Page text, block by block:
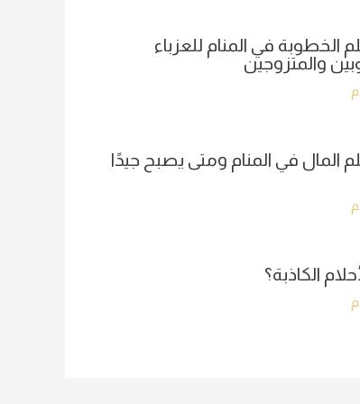
الخطوبة في المنام للعزباء
والمتزوجين
المال في المنام ومتى يصبح جيدًا
الكاذبة؟